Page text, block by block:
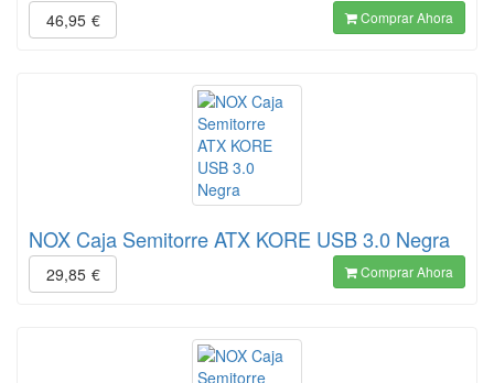
46,95 € Comprar Ahora
NOX Caja Semitorre ATX KORE USB 3.0 Negra
29,85 € Comprar Ahora